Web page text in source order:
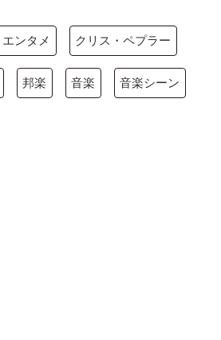
エンタメ クリス・ペプラー
邦楽 音楽 音楽シーン